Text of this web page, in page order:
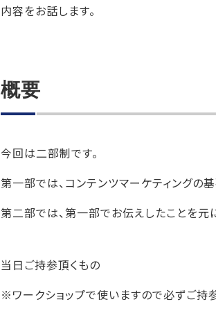
内容をお話します。
概要
今回は二部制です。
第一部では、コンテンツマーケティングの
第二部では、第一部でお伝えしたことを元
当日ご持参頂くもの
※ワークショップで使いますので必ずご持